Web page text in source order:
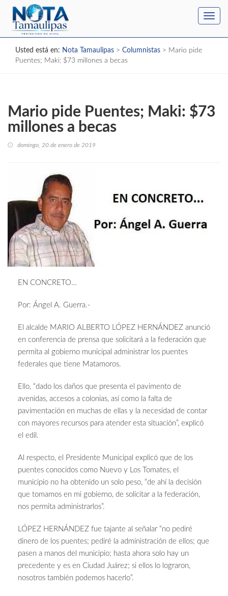
Usted está en: Nota Tamaulipas > Columnistas > Mario pide
Puentes; Maki: $73 millones a becas
Mario pide Puentes; Maki: $73
millones a becas
domingo, 20 de enero de 2019
EN CONCRETO…
Por: Ángel A. Guerra.-
El alcalde MARIO ALBERTO LÓPEZ HERNÁNDEZ anunció
en conferencia de prensa que solicitará a la federación que
permita al gobierno municipal administrar los puentes
federales que tiene Matamoros.
Ello, “dado los daños que presenta el pavimento de
avenidas, accesos a colonias, así como la falta de
pavimentación en muchas de ellas y la necesidad de contar
con mayores recursos para atender esta situación”, explicó
el edil.
Al respecto, el Presidente Municipal explicó que de los
puentes conocidos como Nuevo y Los Tomates, el
municipio no ha obtenido un solo peso, “de ahí la decisión
que tomamos en mi gobierno, de solicitar a la federación,
nos permita administrarlos”.
LÓPEZ HERNÁNDEZ fue tajante al señalar “no pediré
dinero de los puentes; pediré la administración de ellos; que
pasen a manos del municipio; hasta ahora solo hay un
precedente y es en Ciudad Juárez; si ellos lo lograron,
nosotros también podemos hacerlo”.